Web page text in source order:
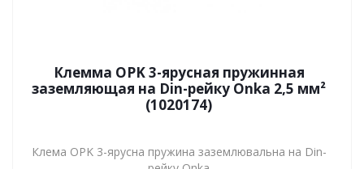
Клемма OPK 3-ярусная пружинная
заземляющая на Din-рейку Onka 2,5 мм²
(1020174)
Клема OPK 3-ярусна пружина заземлювальна на Din-